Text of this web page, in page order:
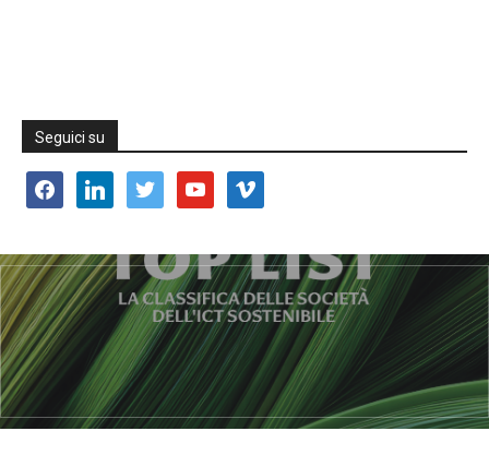
Seguici su
facebooklinkedin twitter youtube vimeo